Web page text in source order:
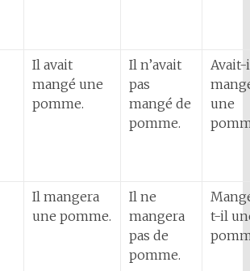
Il avait
mangé une
pomme.
Il n’avait
pas
mangé de
pomme.
une
Il mangera
une pomme.
Il ne
mangera
pas de
pomme.
t-il